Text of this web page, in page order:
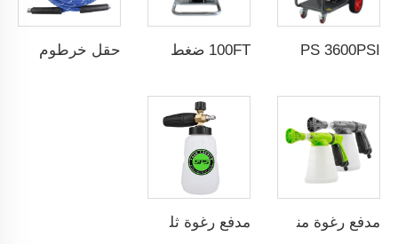
مدفع رغوة ثلجية سعة 1لتر بضغط عالٍ يصل إلى 5000PSI من SPS، مصنوع من السبائك، مخصص لغسيل السيارات